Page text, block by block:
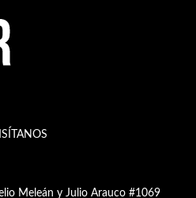
Meleán y Julio Arauco #1069